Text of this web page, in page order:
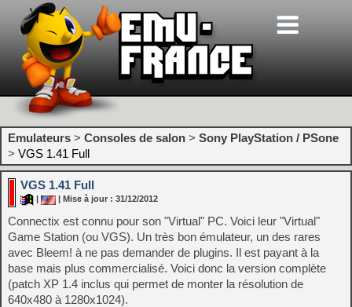
Emulateurs > Consoles de salon > Sony PlayStation / PSone
> VGS 1.41 Full
VGS 1.41 Full
| Mise à jour : 31/12/2012
Connectix est connu pour son "Virtual" PC. Voici leur "Virtual"
Game Station (ou VGS). Un très bon émulateur, un des rares
avec Bleem! à ne pas demander de plugins. Il est payant à la
base mais plus commercialisé. Voici donc la version complète
(patch XP 1.4 inclus qui permet de monter la résolution de
640x480 à 1280x1024).